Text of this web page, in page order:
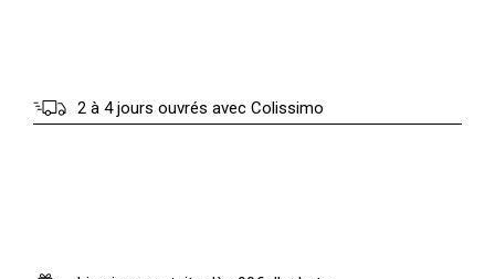
2 à 4 jours ouvrés avec Colissimo